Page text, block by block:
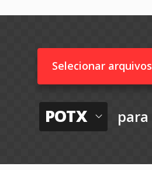
Selecionar arquivos
POTX para